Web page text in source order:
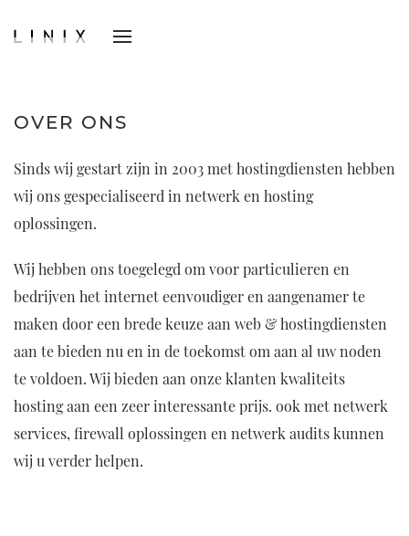
OVER ONS
Sinds wij gestart zijn in 2003 met hostingdiensten hebben
wij ons gespecialiseerd in netwerk en hosting
oplossingen.
Wij hebben ons toegelegd om voor particulieren en
bedrijven het internet eenvoudiger en aangenamer te
maken door een brede keuze aan web & hostingdiensten
aan te bieden nu en in de toekomst om aan al uw noden
te voldoen. Wij bieden aan onze klanten kwaliteits
hosting aan een zeer interessante prijs. ook met netwerk
services, firewall oplossingen en netwerk audits kunnen
wij u verder helpen.